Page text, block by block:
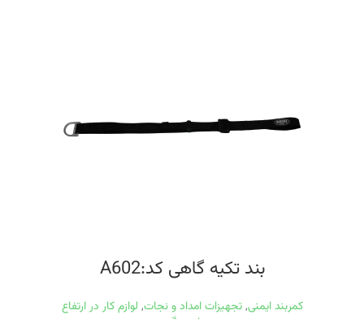
بند تکیه گاهی کد:A602
کمربند ایمنی, تجهیزات امداد و نجات, لوازم کار در ارتفاع